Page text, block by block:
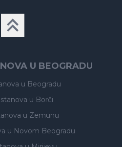
U BEOGRADU
u Beogradu
u Borči
u Zemunu
u Novom Beogradu